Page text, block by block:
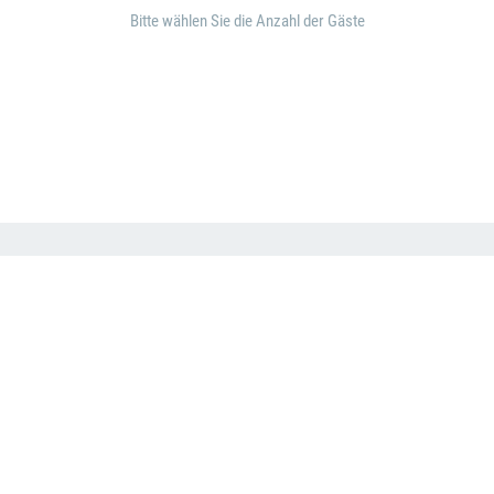
Bitte wählen Sie die Anzahl der Gäste